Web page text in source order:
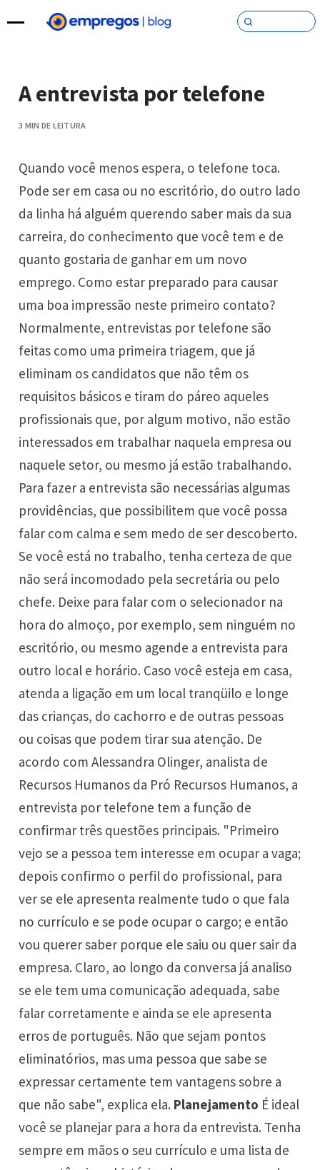
Pular para o conteúdo
A entrevista por telefone
3 MIN DE LEITURA
Quando você menos espera, o telefone toca.
Pode ser em casa ou no escritório, do outro lado
da linha há alguém querendo saber mais da sua
carreira, do conhecimento que você tem e de
quanto gostaria de ganhar em um novo
emprego. Como estar preparado para causar
uma boa impressão neste primeiro contato?
Normalmente, entrevistas por telefone são
feitas como uma primeira triagem, que já
eliminam os candidatos que não têm os
requisitos básicos e tiram do páreo aqueles
profissionais que, por algum motivo, não estão
interessados em trabalhar naquela empresa ou
naquele setor, ou mesmo já estão trabalhando.
Para fazer a entrevista são necessárias algumas
providências, que possibilitem que você possa
falar com calma e sem medo de ser descoberto.
Se você está no trabalho, tenha certeza de que
não será incomodado pela secretária ou pelo
chefe. Deixe para falar com o selecionador na
hora do almoço, por exemplo, sem ninguém no
escritório, ou mesmo agende a entrevista para
outro local e horário. Caso você esteja em casa,
atenda a ligação em um local tranqüilo e longe
das crianças, do cachorro e de outras pessoas
ou coisas que podem tirar sua atenção. De
acordo com Alessandra Olinger, analista de
Recursos Humanos da Pró Recursos Humanos, a
entrevista por telefone tem a função de
confirmar três questões principais. "Primeiro
vejo se a pessoa tem interesse em ocupar a vaga;
depois confirmo o perfil do profissional, para
ver se ele apresenta realmente tudo o que fala
no currículo e se pode ocupar o cargo; e então
vou querer saber porque ele saiu ou quer sair da
empresa. Claro, ao longo da conversa já analiso
se ele tem uma comunicação adequada, sabe
falar corretamente e ainda se ele apresenta
erros de português. Não que sejam pontos
eliminatórios, mas uma pessoa que sabe se
expressar certamente tem vantagens sobre a
que não sabe", explica ela. Planejamento É ideal
você se planejar para a hora da entrevista. Tenha
sempre em mãos o seu currículo e uma lista de